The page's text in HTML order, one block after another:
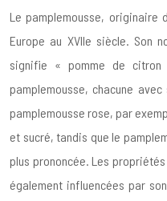
Le pamplemousse, originaire
Europe au XVIIe siècle. Son
signifie « pomme de
pamplemousse, chacune
pamplemousse rose, par
et sucré, tandis que le
plus prononcée. Les
également influencées par